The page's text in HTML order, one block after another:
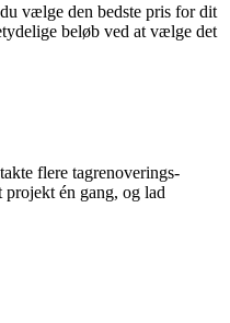
vælge den bedste pris for dit
beløb ved at vælge det
flere tagrenoverings-
én gang, og lad